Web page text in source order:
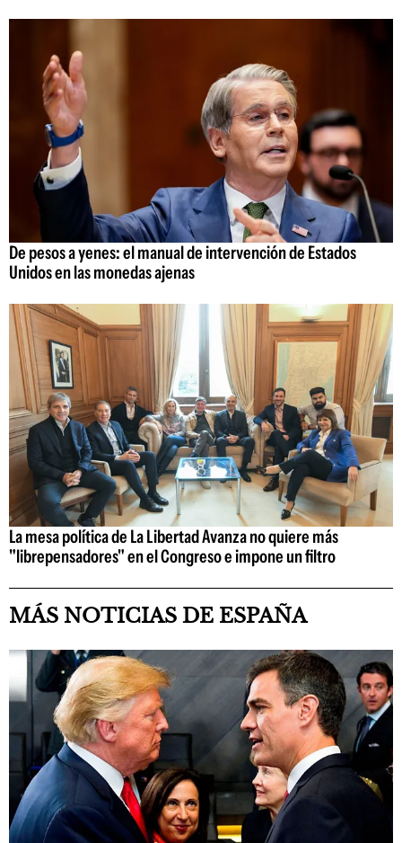
De pesos a yenes: el manual de intervención de Estados
Unidos en las monedas ajenas
La mesa política de La Libertad Avanza no quiere más
"librepensadores" en el Congreso e impone un filtro
MÁS NOTICIAS DE ESPAÑA